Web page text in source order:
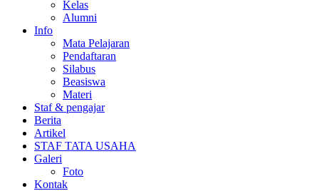
Kelas
Alumni
Info
Mata Pelajaran
Pendaftaran
Silabus
Beasiswa
Materi
Staf & pengajar
Berita
Artikel
STAF TATA USAHA
Galeri
Foto
Kontak